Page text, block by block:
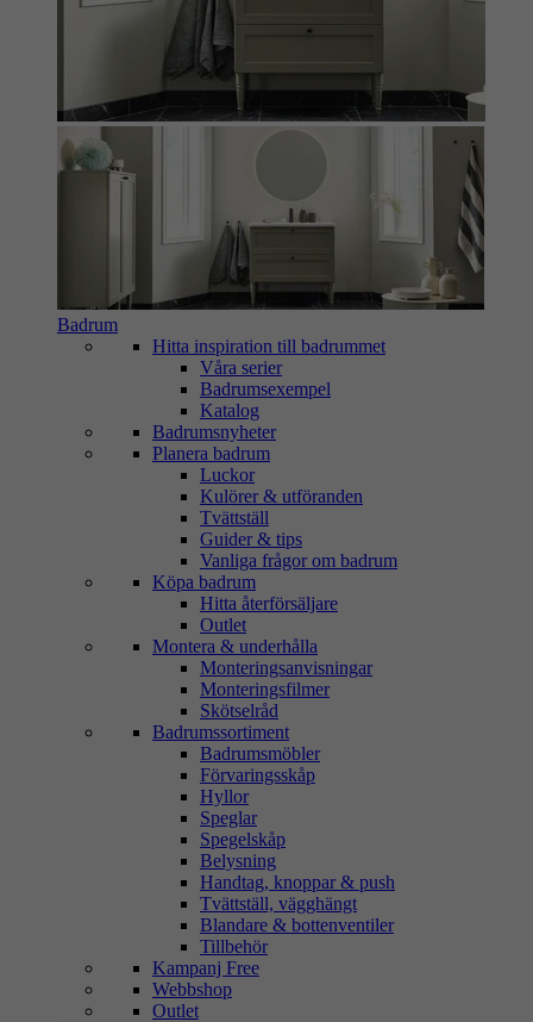
Badrum
Hitta inspiration till badrummet
Våra serier
Badrumsexempel
Katalog
Badrumsnyheter
Planera badrum
Luckor
Kulörer & utföranden
Tvättställ
Guider & tips
Vanliga frågor om badrum
Köpa badrum
Hitta återförsäljare
Outlet
Montera & underhålla
Monteringsanvisningar
Monteringsfilmer
Skötselråd
Badrumssortiment
Badrumsmöbler
Förvaringsskåp
Hyllor
Speglar
Spegelskåp
Belysning
Handtag, knoppar & push
Tvättställ, vägghängt
Blandare & bottenventiler
Tillbehör
Kampanj Free
Webbshop
Outlet